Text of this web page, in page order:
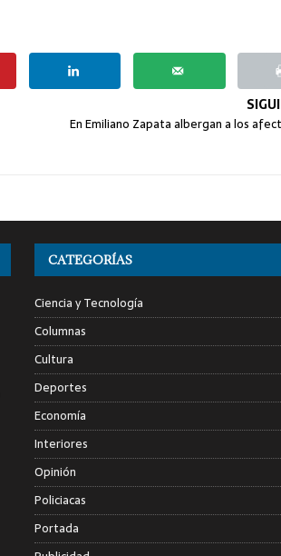
En Emiliano Zapata albergan a los
CATEGORÍAS
Ciencia y Tecnología
Columnas
Cultura
Deportes
Economía
Interiores
Opinión
Policiacas
Portada